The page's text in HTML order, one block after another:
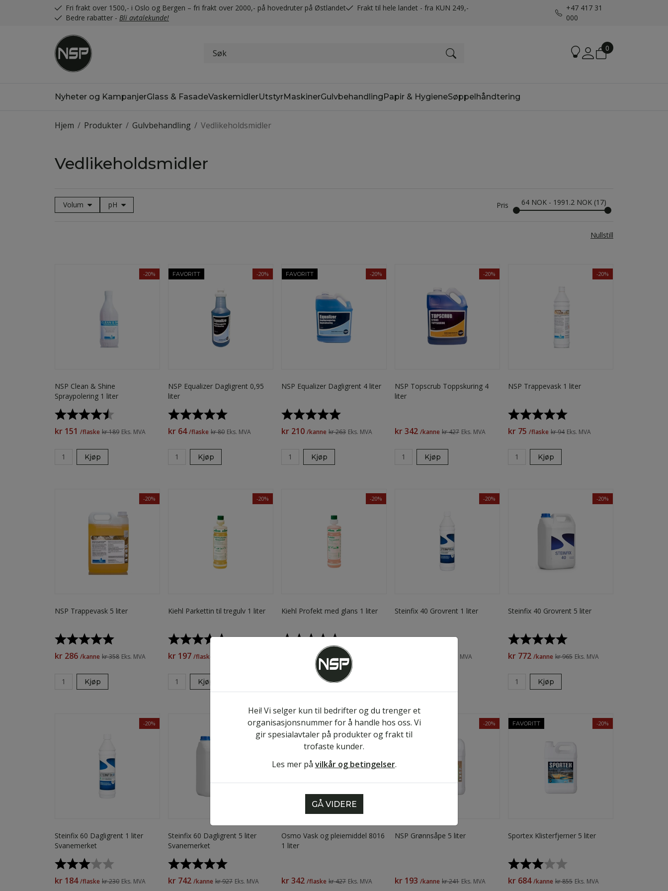
Fri frakt over 1500,- i Oslo og Bergen – fri frakt over 2000,- på hovedruter på Østlandet
Frakt til hele landet - fra KUN 249,-
Bedre rabatter - Bli avtalekunde!
+47 417 31
000
0
Nyheter og KampanjerGlass & FasadeVaskemidlerUtstyrMaskinerGulvbehandlingPapir & HygieneSøppelhåndtering
/
Hjem /
Produkter /
Gulvbehandling Vedlikeholdsmidler
Vedlikeholdsmidler
Volum pH Pris 64 NOK - 1991.2 NOK 17
Nullstill
-20%
NSP Clean & Shine
Spraypolering 1 liter
Karakter:
4.6 av 5 mulige
kr 151 /flaske kr 189 Eks. MVA
Kjøp
FAVORITT -20%
NSP Equalizer Dagligrent 0,95
liter
Karakter:
5.0 av 5 mulige
kr 64 /flaske kr 80 Eks. MVA
Kjøp
FAVORITT -20%
NSP Equalizer Dagligrent 4 liter
Karakter:
kr 210 /kanne kr 263 Eks. MVA
Kjøp
-20%
NSP Topscrub Toppskuring 4
liter
kr 342 /kanne kr 427 Eks. MVA
Kjøp
-20%
NSP Trappevask 1 liter
Karakter:
kr 75 /flaske kr 94 Eks. MVA
Kjøp
-20%
NSP Trappevask 5 liter
Karakter:
5.0 av 5 mulige
kr 286 /kanne kr 358 Eks. MVA
Kjøp
-20%
Kiehl Parkettin til tregulv 1 liter
Karakter:
5.0 av 5 mulige
kr 197 /flaske
Kjøp
-20%
Kiehl Profekt med glans 1 liter
Karakter:
5.0 av 5 mulige
/flaske kr 242 Eks. MVA
Kjøp
-20%
Steinfix 40 Grovrent 1 liter
Eks. MVA
-20%
Steinfix 40 Grovrent 5 liter
Karakter:
kr 772 /kanne kr 965 Eks. MVA
Kjøp
-20%
Steinfix 60 Dagligrent 1 liter
Svanemerket
Karakter:
3.0 av 5 mulige
kr 184 /flaske kr 230 Eks. MVA
-20%
Steinfix 60 Dagligrent 5 liter
Svanemerket
Karakter:
kr 742 /kanne kr 927 Eks. MVA
-20%
Osmo Vask og pleiemiddel 8016
1 liter
kr 342 /flaske kr 427 Eks. MVA
-20%
NSP Grønnsåpe 5 liter
kr 193 /kanne kr 241 Eks. MVA
FAVORITT -20%
Sportex Klisterfjerner 5 liter
Karakter:
kr 684 /kanne kr 855 Eks. MVA
Hei! Vi selger kun til bedrifter og du trenger et
organisasjonsnummer for å handle hos oss. Vi
gir spesialavtaler på produkter og frakt til
trofaste kunder.
Les mer på vilkår og betingelser.
GÅ VIDERE